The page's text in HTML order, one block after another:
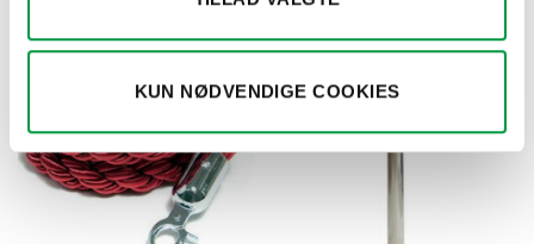
KUN NØDVENDIGE COOKIES